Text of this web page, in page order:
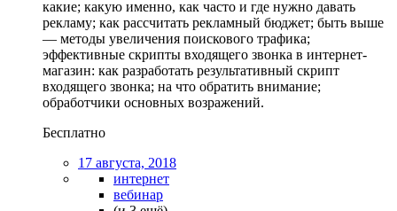
какие; какую именно, как часто и где нужно давать
рекламу; как рассчитать рекламный бюджет; быть выше
— методы увеличения поискового трафика;
эффективные скрипты входящего звонка в интернет-
магазин: как разработать результативный скрипт
входящего звонка; на что обратить внимание;
обработчики основных возражений.
Бесплатно
17 августа, 2018
интернет
вебинар